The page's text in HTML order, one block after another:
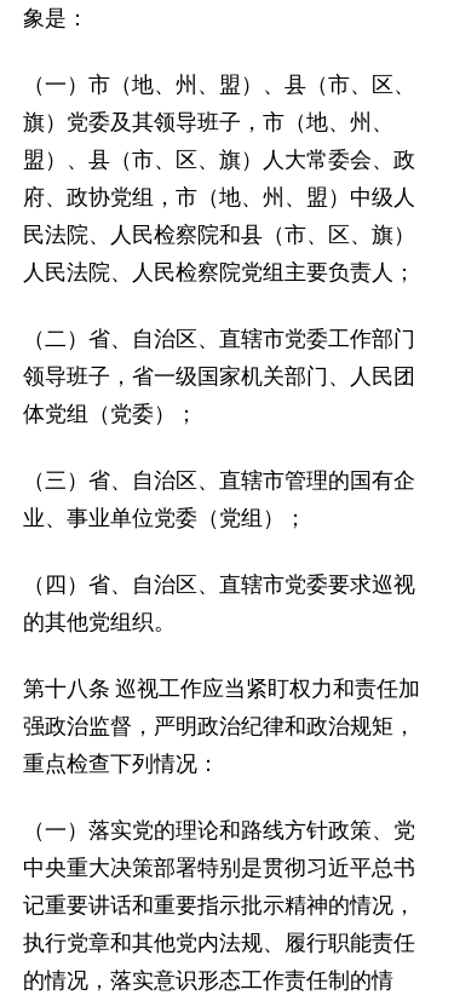
象是：
（一）市（地、州、盟）、县（市、区、
旗）党委及其领导班子，市（地、州、
盟）、县（市、区、旗）人大常委会、政
府、政协党组，市（地、州、盟）中级人
民法院、人民检察院和县（市、区、旗）
人民法院、人民检察院党组主要负责人；
（二）省、自治区、直辖市党委工作部门
领导班子，省一级国家机关部门、人民团
体党组（党委）；
（三）省、自治区、直辖市管理的国有企
业、事业单位党委（党组）；
（四）省、自治区、直辖市党委要求巡视
的其他党组织。
第十八条 巡视工作应当紧盯权力和责任加
强政治监督，严明政治纪律和政治规矩，
重点检查下列情况：
（一）落实党的理论和路线方针政策、党
中央重大决策部署特别是贯彻习近平总书
记重要讲话和重要指示批示精神的情况，
执行党章和其他党内法规、履行职能责任
的情况，落实意识形态工作责任制的情